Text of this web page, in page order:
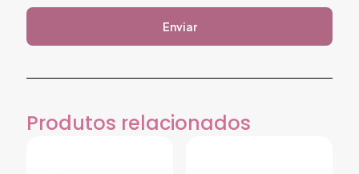
Produtos relacionados